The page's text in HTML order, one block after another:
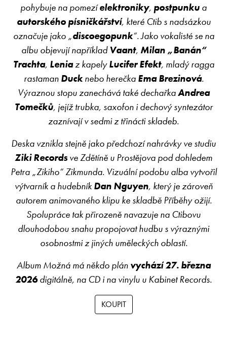
pohybuje na pomezíelektroniky, postpunku a
autorského písničkářství, které Ctib s nadsázkou
označuje jako „discoegopunk“. Jako vokalisté se na
albu objevují napříkladVaant, Milan „Banán“
Trachta, Leniaz kapelyLucifer Efekt, mladý ragga
rastaman Ducknebo herečka Ema Brezinová.
Výraznou stopu zanechává také dechařkaAndrea
Tomečků, jejíž trubka, saxofon i dechový syntezátor
zaznívají v sedmi z třinácti skladeb.
Deska vznikla stejně jako předchozí nahrávky ve studiu
Ziki Records ve Zdětíně u Prostějova pod dohledem
Petra „Zikiho“ Zikmunda. Vizuální podobu alba vytvořil
výtvarník a hudebník Dan Nguyen, který je zároveň
autorem animovaného klipu ke skladbě Příběhy ožijí.
Spolupráce tak přirozeně navazuje na Ctibovu
dlouhodobou snahu propojovat hudbu s výraznými
osobnostmi z jiných uměleckých oblastí.
Album Možná má někdo plán vychází 27. března
2026digitálně, na CD i na vinylu u Kabinet Records.